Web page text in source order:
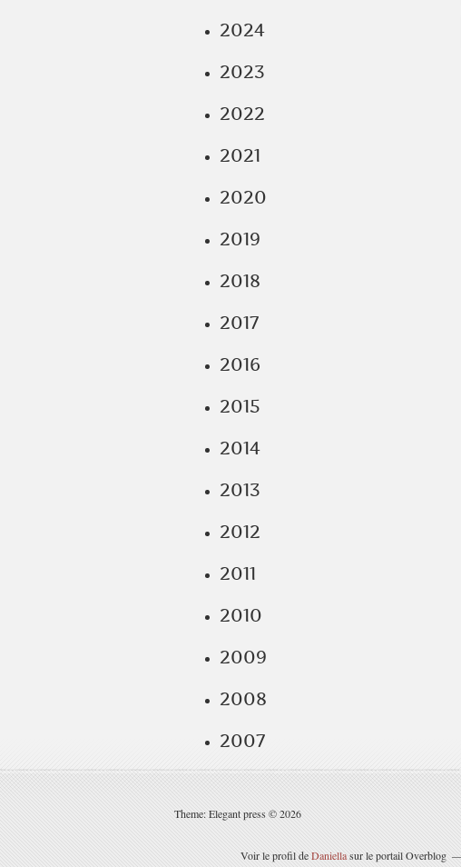
2024
2023
2022
2021
2020
2019
2018
2017
2016
2015
2014
2013
2012
2011
2010
2009
2008
2007
Theme: Elegant press © 2026
Voir le profil deDaniellasur le portail Overblog